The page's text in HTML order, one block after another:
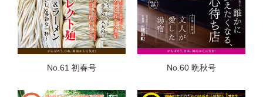
No.61 初春号 No.60 晩秋号